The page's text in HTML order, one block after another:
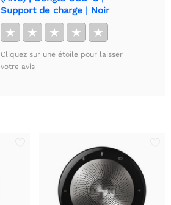
Support de charge | Noir
★ ★ ★ ★ ★
Cliquez sur une étoile pour laisser
votre avis